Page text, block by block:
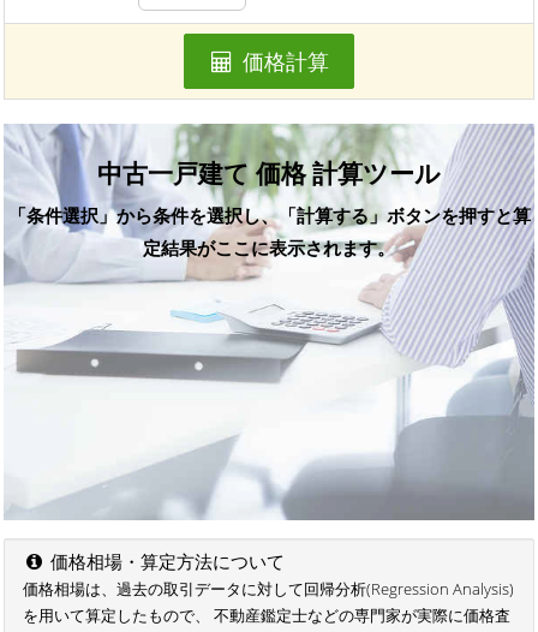
価格計算
中古一戸建て 価格 計算ツール
「条件選択」から条件を選択し、「計算する」ボタンを押すと算
定結果がここに表示されます。
価格相場・算定方法について
価格相場は、過去の取引データに対して回帰分析(Regression Analysis)
を用いて算定したもので、 不動産鑑定士などの専門家が実際に価格査